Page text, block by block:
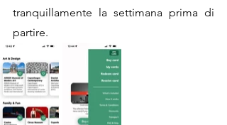
tranquillamente la settimana prima di
partire.